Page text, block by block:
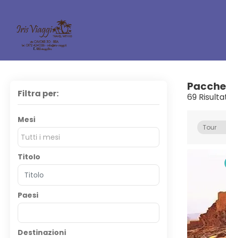
Filtra per:
Mesi
Tutti i mesi
Titolo
Paesi
Destinazioni
69
Tour